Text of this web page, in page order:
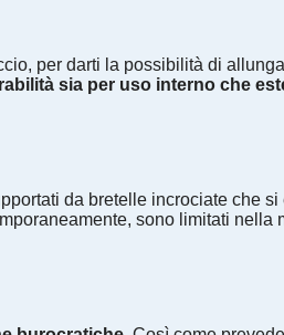
per darti la possibilità di
sia per uso interno che
da bretelle incrociate che si
sono limitati nella